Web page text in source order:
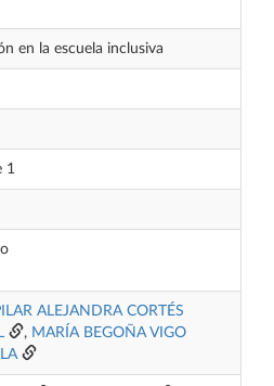
en la escuela inclusiva
1
ALEJANDRA CORTÉS
, MARÍA BEGOÑA VIGO